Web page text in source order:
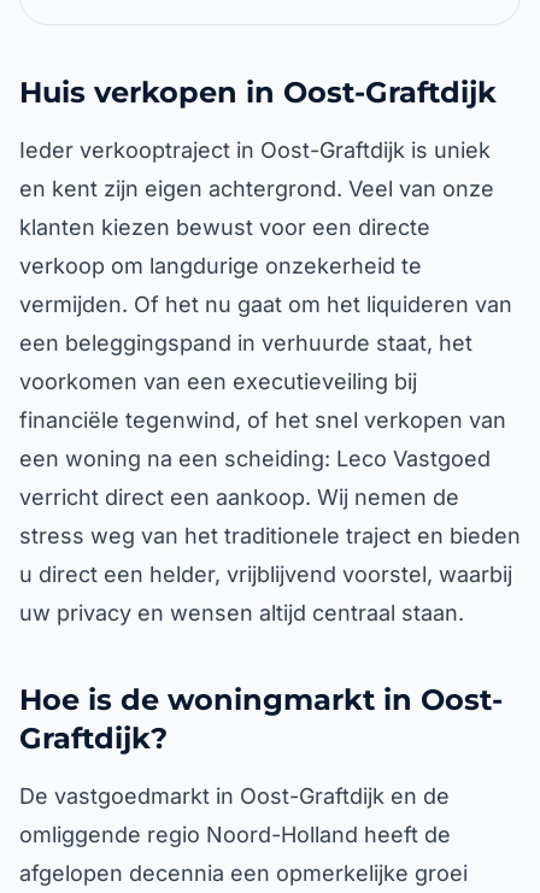
Huis verkopen in Oost-Graftdijk
Ieder verkooptraject in Oost-Graftdijk is uniek
en kent zijn eigen achtergrond. Veel van onze
klanten kiezen bewust voor een directe
verkoop om langdurige onzekerheid te
vermijden. Of het nu gaat om het liquideren van
een beleggingspand in verhuurde staat, het
voorkomen van een executieveiling bij
financiële tegenwind, of het snel verkopen van
een woning na een scheiding: Leco Vastgoed
verricht direct een aankoop. Wij nemen de
stress weg van het traditionele traject en bieden
u direct een helder, vrijblijvend voorstel, waarbij
uw privacy en wensen altijd centraal staan.
Hoe is de woningmarkt in Oost-
Graftdijk?
De vastgoedmarkt in Oost-Graftdijk en de
omliggende regio Noord-Holland heeft de
afgelopen decennia een opmerkelijke groei